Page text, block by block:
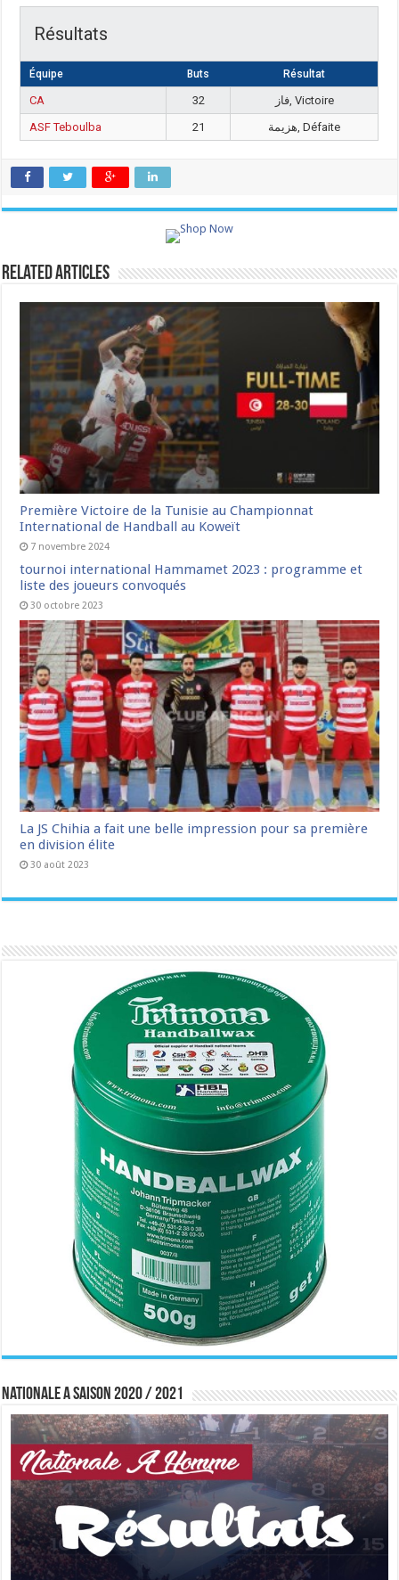
Résultats
Équipe Buts Résultat
CA 32
فاز, Victoire
ASF Teboulba
21 هزيمة, Défaite
Related Articles
Première Victoire de la Tunisie au Championnat
International de Handball au Koweït
7 novembre 2024
tournoi international Hammamet 2023 : programme et
liste des joueurs convoqués
30 octobre 2023
La JS Chihia a fait une belle impression pour sa première
en division élite
30 août 2023
Nationale A saison 2020 / 2021